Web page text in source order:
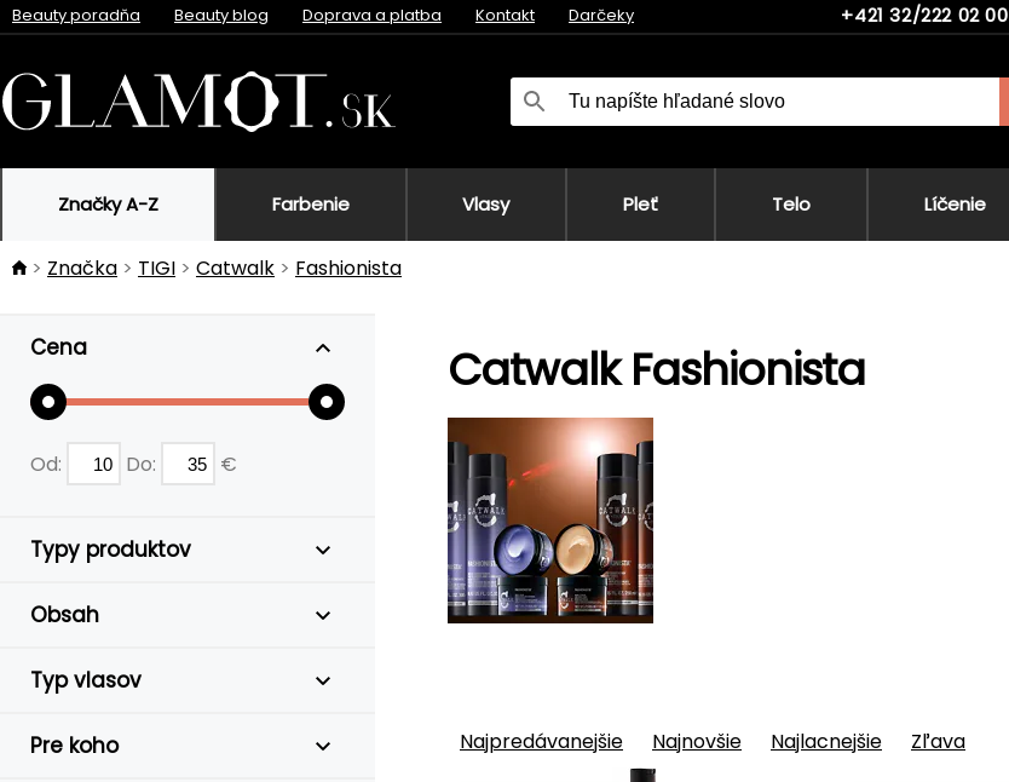
Beauty poradňa Beauty blog Doprava a platba Kontakt Darčeky +421 32/222 02 00
Značky A-Z Farbenie Vlasy Pleť Telo Líčenie
Značka TIGI Catwalk Fashionista
Cena
Od: Do: €
Typy produktov
Obsah
Typ vlasov
Pre koho
Catwalk Fashionista
Najpredávanejšie Najnovšie Najlacnejšie Zľava